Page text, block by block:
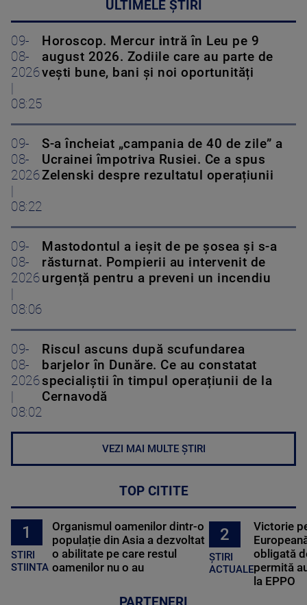
ULTIMELE ȘTIRI
09-
08-
2026
08:25
Horoscop. Mercur intră în Leu pe 9
august 2026. Zodiile care au parte de
vești bune, bani și noi oportunități
09-
08-
2026
08:22
S-a încheiat „campania de 40 de zile” a
Ucrainei împotriva Rusiei. Ce a spus
Zelenski despre rezultatul operațiunii
09-
08-
2026
08:06
Mastodontul a ieșit de pe șosea și s-a
răsturnat. Pompierii au intervenit de
urgență pentru a preveni un incendiu
09-
08-
2026
08:02
Riscul ascuns după scufundarea
barjelor în Dunăre. Ce au constatat
specialiștii în timpul operațiunii de la
Cernavodă
VEZI MAI MULTE ȘTIRI
TOP CITITE
1
STIRI
STIINTA
Organismul oamenilor dintr-o
populație din Asia a dezvoltat
o abilitate pe care restul
oamenilor nu o au
2
ȘTIRI
ACTUALE
Victorie
obligată
permită
la EPPO